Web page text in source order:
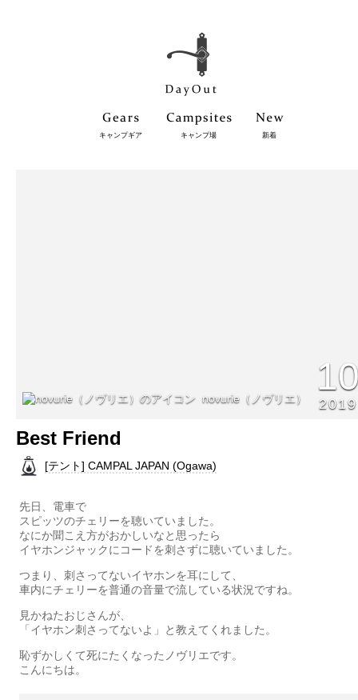
キャンプギア キャンプ場 新着
novurie（ノヴリエ） 2019
Best Friend
[テント] CAMPAL JAPAN (Ogawa)
先日、電車で
スピッツのチェリーを聴いていました。
なにか聞こえ方がおかしいなと思ったら
イヤホンジャックにコードを刺さずに聴いていました。
つまり、刺さってないイヤホンを耳にして、
車内にチェリーを普通の音量で流している状況ですね。
見かねたおじさんが、
「イヤホン刺さってないよ」と教えてくれました。
恥ずかしくて死にたくなったノヴリエです。
こんにちは。